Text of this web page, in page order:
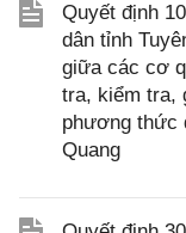
Quyết định
dân tỉnh
giữa các cơ
tra, kiểm tra,
phương thức
Quang